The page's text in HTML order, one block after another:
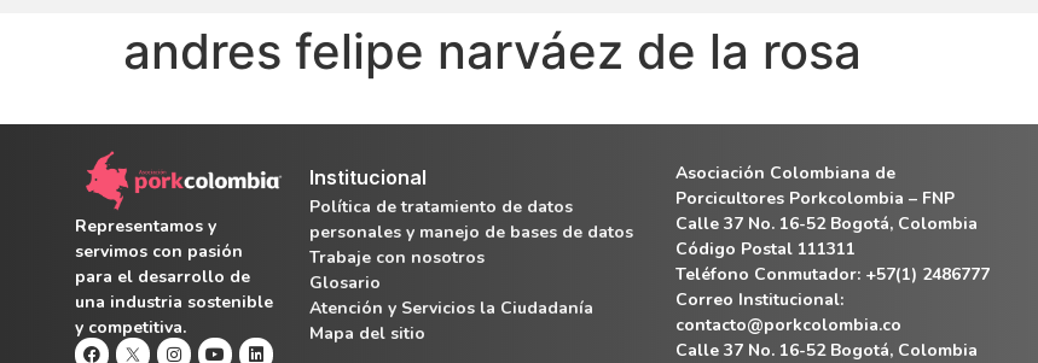
andres felipe narváez de la rosa
Representamos y
servimos con pasión
para el desarrollo de
una industria sostenible
y competitiva.
Institucional
Política de tratamiento de datos
personales y manejo de bases de datos
Trabaje con nosotros
Glosario
Atención y Servicios la Ciudadanía
Mapa del sitio
Asociación Colombiana de
Porcicultores Porkcolombia – FNP
Calle 37 No. 16-52 Bogotá, Colombia
Código Postal 111311
Teléfono Conmutador: +57(1) 2486777
Correo Institucional:
contacto@porkcolombia.co
Calle 37 No. 16-52 Bogotá, Colombia